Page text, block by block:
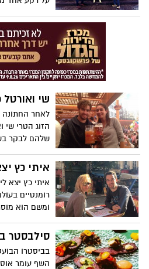
שי
לאחר החתונה
הזוג הטרי שי
שלהם לבקר
למדור תמונת
איתי כץ
איתי כץ יצא
רומנטיים
ומשם הוא
סילבסטר
בביסטרו
השף עומר